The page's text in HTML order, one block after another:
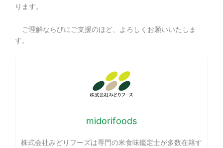
ります。
ご理解ならびにご支援のほど、よろしくお願いいたしま
す。
midorifoods
株式会社みどりフーズは専門の米食味鑑定士が多数在籍す